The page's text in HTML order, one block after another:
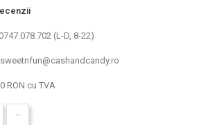
(L-D, 8-22)
RON cu TVA
-